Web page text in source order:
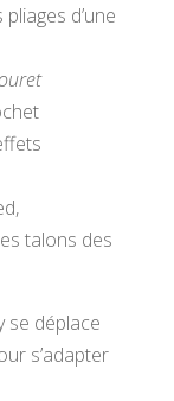
d’une
talons des
se déplace
s’adapter